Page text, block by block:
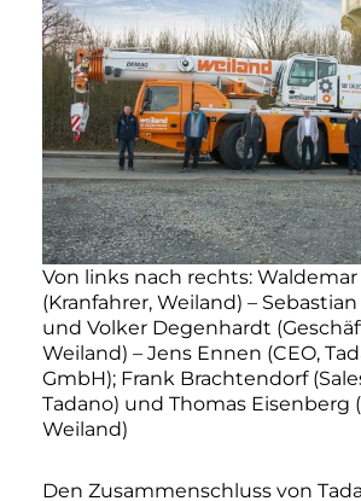
Von links nach rechts: Waldemar
(Kranfahrer, Weiland) –
und Volker Degenhardt
Weiland) – Jens Ennen (CEO,
GmbH); Frank Brachtendorf
Tadano) und Thomas Eisenberg
Weiland)
Den Zusammenschluss von